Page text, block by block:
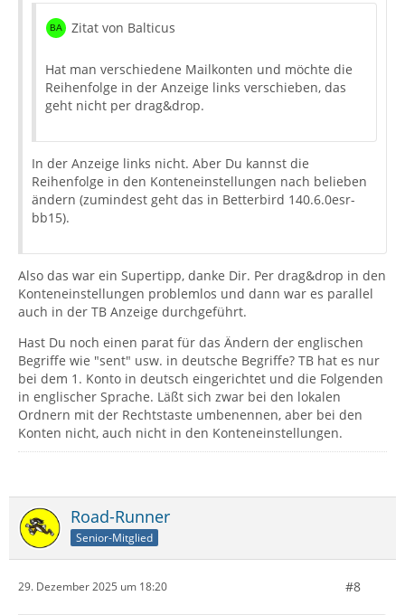
Zitat von Balticus
Hat man verschiedene Mailkonten und möchte die
Reihenfolge in der Anzeige links verschieben, das
geht nicht per drag&drop.
In der Anzeige links nicht. Aber Du kannst die
Reihenfolge in den Konteneinstellungen nach belieben
ändern (zumindest geht das in Betterbird 140.6.0esr-
bb15).
Also das war ein Supertipp, danke Dir. Per drag&drop in den
Konteneinstellungen problemlos und dann war es parallel
auch in der TB Anzeige durchgeführt.
Hast Du noch einen parat für das Ändern der englischen
Begriffe wie "sent" usw. in deutsche Begriffe? TB hat es nur
bei dem 1. Konto in deutsch eingerichtet und die Folgenden
in englischer Sprache. Läßt sich zwar bei den lokalen
Ordnern mit der Rechtstaste umbenennen, aber bei den
Konten nicht, auch nicht in den Konteneinstellungen.
Road-Runner
Senior-Mitglied
29. Dezember 2025 um 18:20 #8